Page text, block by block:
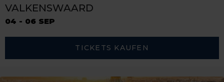
VALKENSWAARD
04 - 06 SEP
TICKETS KAUFEN